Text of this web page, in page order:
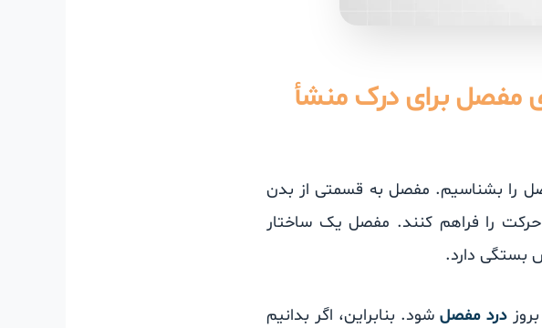
مفصل برای درک منشأ
را بشناسیم. مفصل به قسمتی از بدن
را فراهم کنند. مفصل یک ساختار
بستگی دارد.
درد مفصل شود. بنابراین، اگر بدانیم